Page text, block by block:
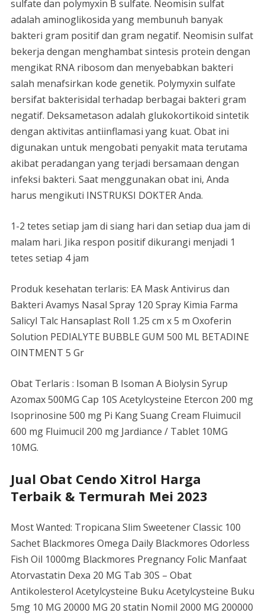
sulfate dan polymyxin B sulfate. Neomisin sulfat
adalah aminoglikosida yang membunuh banyak
bakteri gram positif dan gram negatif. Neomisin sulfat
bekerja dengan menghambat sintesis protein dengan
mengikat RNA ribosom dan menyebabkan bakteri
salah menafsirkan kode genetik. Polymyxin sulfate
bersifat bakterisidal terhadap berbagai bakteri gram
negatif. Deksametason adalah glukokortikoid sintetik
dengan aktivitas antiinflamasi yang kuat. Obat ini
digunakan untuk mengobati penyakit mata terutama
akibat peradangan yang terjadi bersamaan dengan
infeksi bakteri. Saat menggunakan obat ini, Anda
harus mengikuti INSTRUKSI DOKTER Anda.
1-2 tetes setiap jam di siang hari dan setiap dua jam di
malam hari. Jika respon positif dikurangi menjadi 1
tetes setiap 4 jam
Produk kesehatan terlaris: EA Mask Antivirus dan
Bakteri Avamys Nasal Spray 120 Spray Kimia Farma
Salicyl Talc Hansaplast Roll 1.25 cm x 5 m Oxoferin
Solution PEDIALYTE BUBBLE GUM 500 ML BETADINE
OINTMENT 5 Gr
Obat Terlaris : Isoman B Isoman A Biolysin Syrup
Azomax 500MG Cap 10S Acetylcysteine ​​​​​​​​​​​​Etercon 200 mg
Isoprinosine 500 mg Pi Kang Suang Cream Fluimucil
600 mg Fluimucil 200 mg Jardiance / Tablet 10MG
10MG.
Jual Obat Cendo Xitrol Harga
Terbaik & Termurah Mei 2023
Most Wanted: Tropicana Slim Sweetener Classic 100
Sachet Blackmores Omega Daily Blackmores Odorless
Fish Oil 1000mg Blackmores Pregnancy Folic Manfaat
Atorvastatin Dexa 20 MG Tab 30S – Obat
Antikolesterol Acetylcysteine ​​​​​​Buku Acetylcysteine ​​​​​​Buku
5mg 10 MG 20000 MG 20 statin Nomil 2000 MG 200000